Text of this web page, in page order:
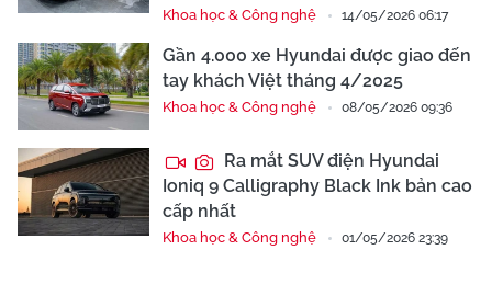
Khoa học & Công nghệ 14/05/2026 06:17
Gần 4.000 xe Hyundai được giao đến
tay khách Việt tháng 4/2025
Khoa học & Công nghệ 08/05/2026 09:36
Ra mắt SUV điện Hyundai
Ioniq 9 Calligraphy Black Ink bản cao
cấp nhất
Khoa học & Công nghệ 01/05/2026 23:39